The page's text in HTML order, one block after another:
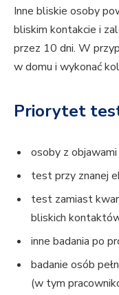
Inne bliskie osoby
bliskim kontakcie i
przez 10 dni. W
w domu i wykonać
Priorytet
osoby z objawami
test przy znanej
test zamiast
bliskich
inne badania po
badanie osób
(w tym